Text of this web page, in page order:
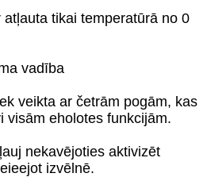
tikai temperatūrā no 0
vadība
veikta ar četrām pogām, kas
visām eholotes funkcijām.
nekavējoties aktivizēt
izvēlnē.